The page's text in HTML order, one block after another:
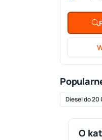
Diesel do 20
O